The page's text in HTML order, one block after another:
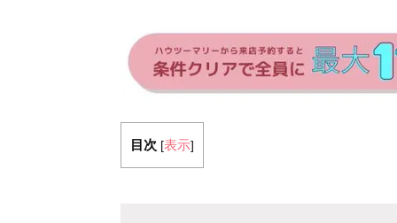
目次 [表示]